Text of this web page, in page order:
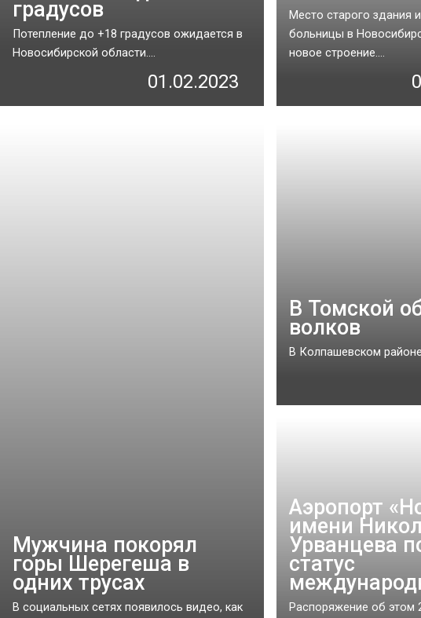
градусов
Потепление до +18 градусов ожидается в
Новосибирской области....
01.02.2023
Место старого здания
больницы в
новое строение....
Мужчина покорял
горы Шерегеша в
одних трусах
В социальных сетях появилось видео, как
В Томской
волков
В Колпашевском
Аэропорт
имени
Урванцева
статус
Распоряжение об этом